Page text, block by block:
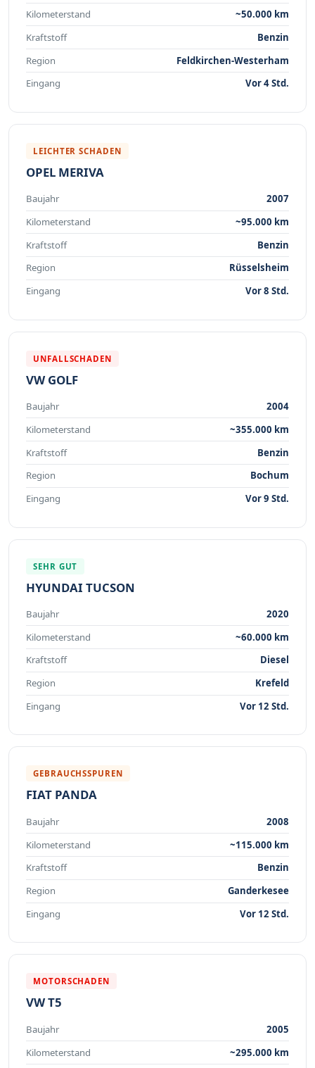
Kilometerstand
~50.000 km
Kraftstoff
Benzin
Region
Feldkirchen-Westerham
Eingang
Vor 4 Std.
LEICHTER SCHADEN
OPEL MERIVA
Baujahr
2007
Kilometerstand
~95.000 km
Kraftstoff
Benzin
Region
Rüsselsheim
Eingang
Vor 8 Std.
UNFALLSCHADEN
VW GOLF
Baujahr
2004
Kilometerstand
~355.000 km
Kraftstoff
Benzin
Region
Bochum
Eingang
Vor 9 Std.
SEHR GUT
HYUNDAI TUCSON
Baujahr
2020
Kilometerstand
~60.000 km
Kraftstoff
Diesel
Region
Krefeld
Eingang
Vor 12 Std.
GEBRAUCHSSPUREN
FIAT PANDA
Baujahr
2008
Kilometerstand
~115.000 km
Kraftstoff
Benzin
Region
Ganderkesee
Eingang
Vor 12 Std.
MOTORSCHADEN
VW T5
Baujahr
2005
Kilometerstand
~295.000 km